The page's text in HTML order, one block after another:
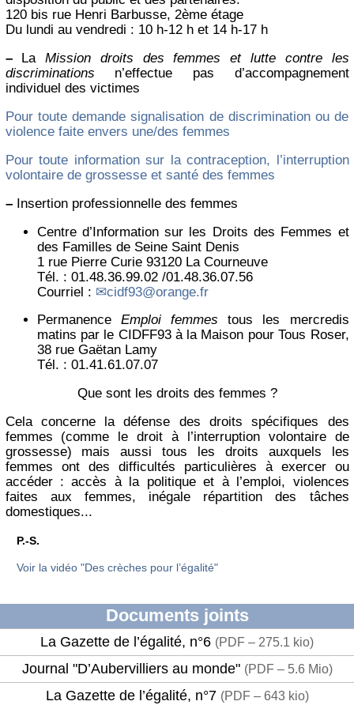
120 bis rue Henri Barbusse, 2ème étage
Du lundi au vendredi : 10 h-12 h et 14 h-17 h
–LaMission droits des femmes et lutte contre les
discriminations n’effectue pas d’accompagnement
individuel des victimes
Pour toute demande signalisation de discrimination ou de
violence faite envers une/des femmes
Pour toute information sur la contraception, l’interruption
volontaire de grossesse et santé des femmes
–Insertion professionnelle des femmes
Centre d’Information sur les Droits des Femmes et
des Familles de Seine Saint Denis
1 rue Pierre Curie 93120 La Courneuve
Tél. : 01.48.36.99.02 /01.48.36.07.56
Courriel :
cidf93@orange.fr
Permanence Emploi femmes tous les mercredis
matins par le CIDFF93 à la Maison pour Tous Roser,
38 rue Gaëtan Lamy
Tél. : 01.41.61.07.07
Que sont les droits des femmes ?
Cela concerne la défense des droits spécifiques des
femmes (comme le droit à l’interruption volontaire de
grossesse) mais aussi tous les droits auxquels les
femmes ont des difficultés particulières à exercer ou
accéder : accès à la politique et à l’emploi, violences
faites aux femmes, inégale répartition des tâches
domestiques...
P.-S.
Voir la vidéo "Des crèches pour l’égalité"
Documents joints
La Gazette de l’égalité, n°6 (PDF – 275.1 kio)
Journal "D’Aubervilliers au monde" (PDF – 5.6 Mio)
La Gazette de l’égalité, n°7 (PDF – 643 kio)